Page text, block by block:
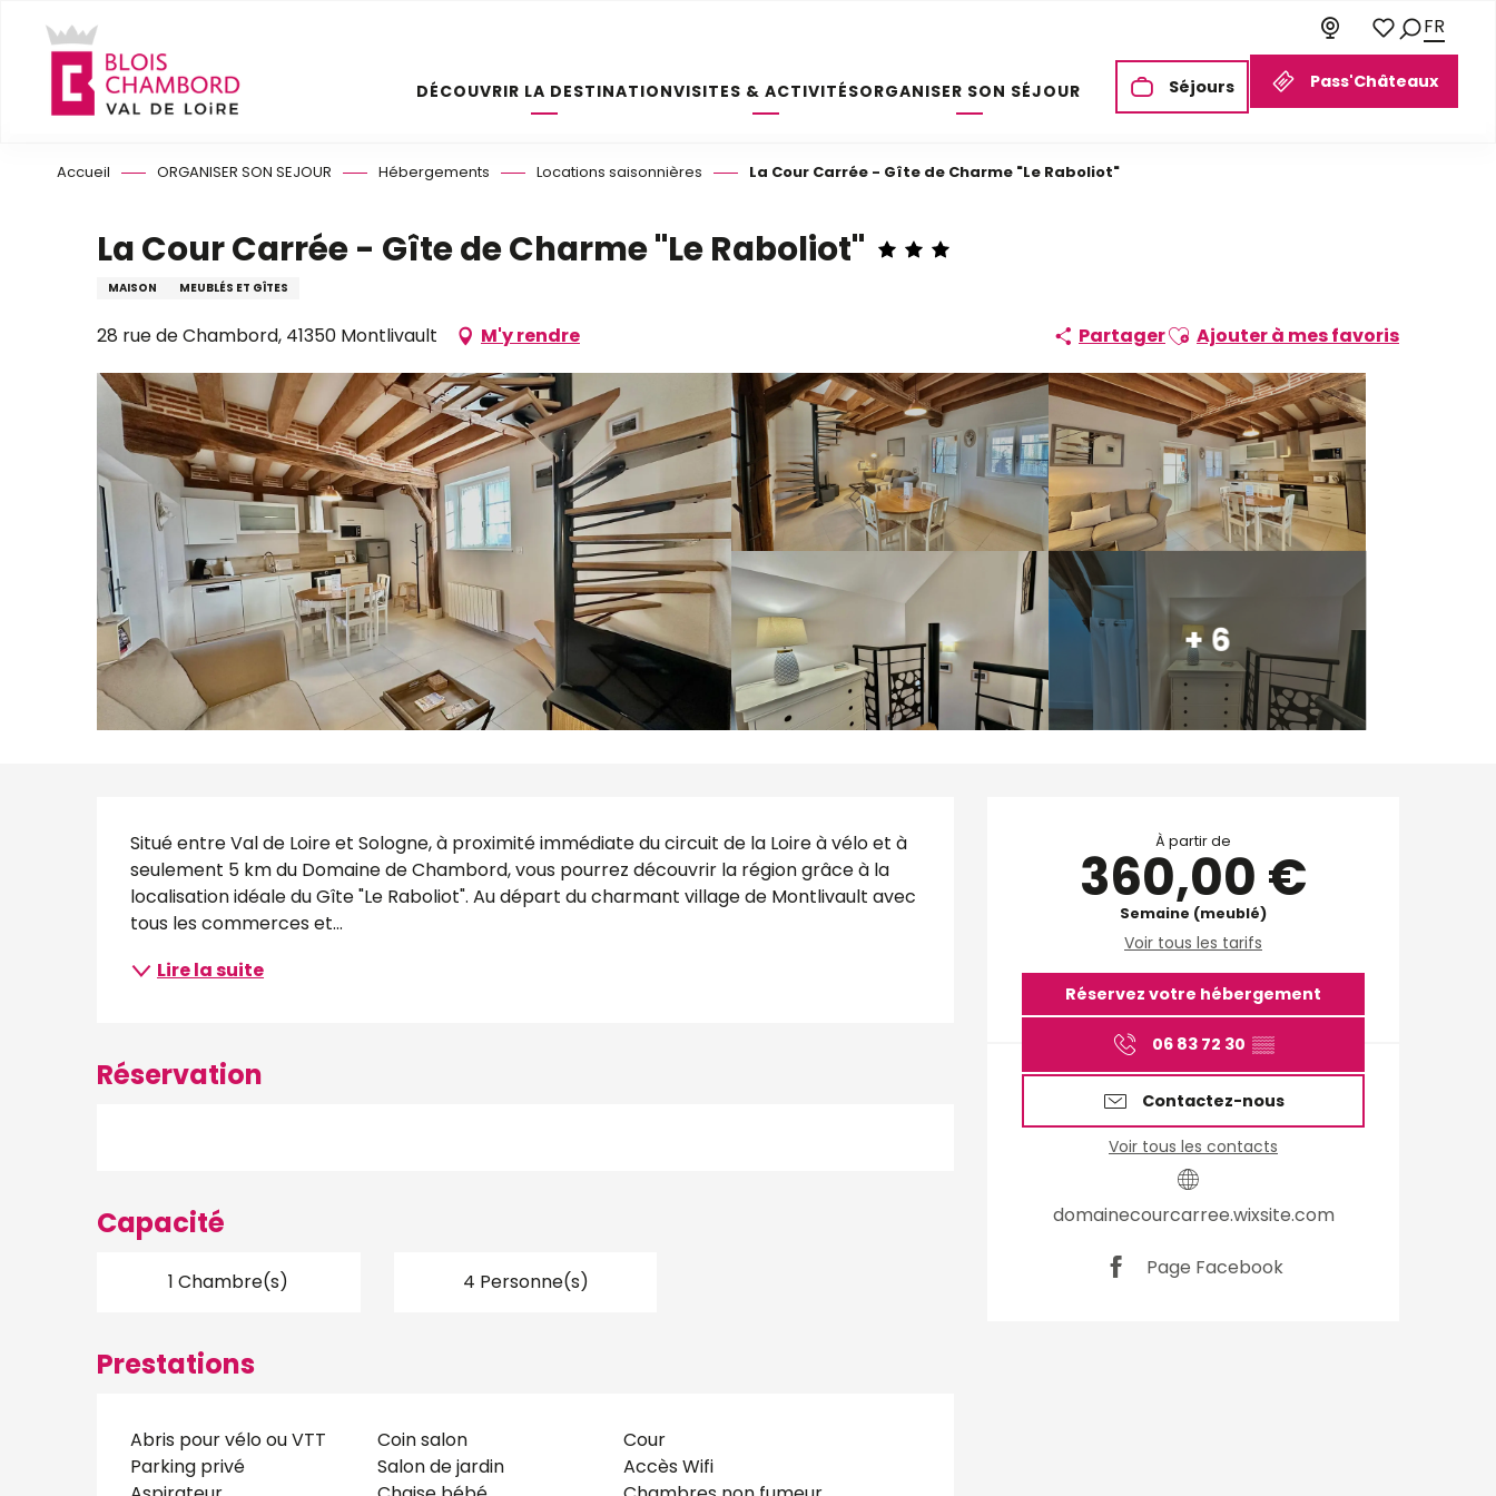
contenu
principal
Pass'Châteaux
Séjours
Voir les favoris
FR
DÉCOUVRIR LA DESTINATIONVISITES & ACTIVITÉSORGANISER SON SÉJOUR
Accueil ORGANISER SON SEJOUR Hébergements Locations saisonnières La Cour Carrée - Gîte de Charme "Le Raboliot"
La Cour Carrée - Gîte de Charme "Le Raboliot"
MAISON MEUBLÉS ET GÎTES
28 rue de Chambord, 41350 Montlivault M'y rendre PartagerAjouter aux favoris
Ajouter à mes favoris
+ 6
Ouverture et
À partir de
360,00 €
Semaine (meublé)
Voir tous les tarifs
Réservez votre hébergement
06 83 72 30 ▒▒
Contactez-nous
Voir tous les contacts
domainecourcarree.wixsite.com
Page Facebook
Description
Situé entre Val de Loire et Sologne, à proximité immédiate du circuit de la Loire à vélo et à
seulement 5 km du Domaine de Chambord, vous pourrez découvrir la région grâce à la
localisation idéale du Gîte "Le Raboliot". Au départ du charmant village de Montlivault avec
tous les commerces et...
Lire la suite
Réservation
Capacité
1 Chambre(s) 4 Personne(s)
Prestations
Abris pour vélo ou VTT Coin salon
Cour
Parking privé
Salon de jardin
Accès Wifi